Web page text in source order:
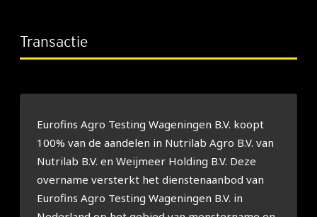
Transactie
Eurofins Agro Testing Wageningen B.V. koopt
100% van de aandelen in Nutrilab Agro B.V. van
Nutrilab B.V. en Weijmeer Holding B.V. Deze
overname versterkt het dienstenaanbod van
Eurofins Agro Testing Wageningen B.V. in